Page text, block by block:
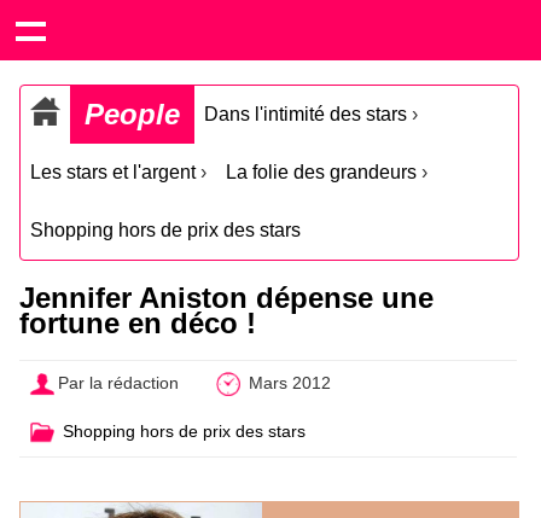
People Dans l'intimité des stars ›
Les stars et l'argent› La folie des grandeurs ›
Shopping hors de prix des stars
Jennifer Aniston dépense une
fortune en déco !
Par la rédaction Mars 2012
Shopping hors de prix des stars